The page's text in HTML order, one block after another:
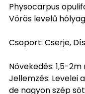
Physocarpus
Vörös levelű
Csoport: Cserje,
Növekedés: 1,5-
Jellemzés: Levelei
de nagyon szép